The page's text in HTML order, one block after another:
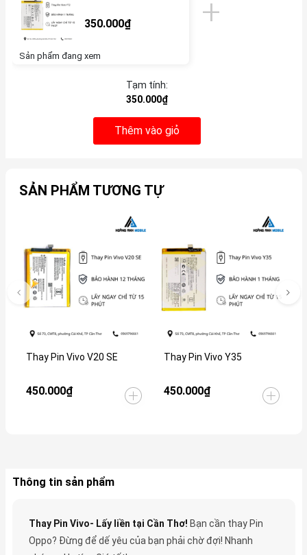
350.000₫
Sản phẩm đang xem
Tạm tính:
350.000₫
Thêm vào giỏ
SẢN PHẨM TƯƠNG TỰ
Thay Pin Vivo V20 SE
450.000₫
Thay Pin Vivo Y35
450.000₫
Thông tin sản phẩm
Thay Pin Vivo- Lấy liền tại Cần Thơ! Bạn cần thay Pin
Oppo? Đừng để dế yêu của bạn phải chờ đợi! Nhanh